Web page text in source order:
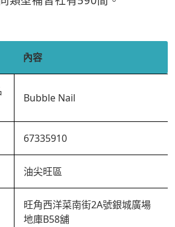
內容
Bubble Nail
67335910
油尖旺區
旺角西洋菜南街2A號銀城廣場
地庫B58舖